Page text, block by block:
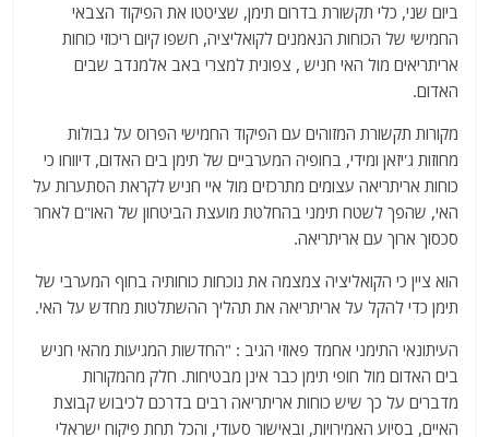
at
s
A
p
p
e
g
m
ai
l
itt
er
c
e
o
o
k
ביום שני, כלי תקשורת בדרום תימן, שציטטו את הפיקוד הצבאי
החמישי של הכוחות הנאמנים לקואליציה, חשפו קיום ריכוזי כוחות
אריתריאים מול האי חניש , צפונית למצרי באב אלמנדב שבים
האדום.
מקורות תקשורת המזוהים עם הפיקוד החמישי הפרוס על גבולות
מחוזות ג'יזאן ומידי, בחופיה המערביים של תימן בים האדום, דיווחו כי
כוחות אריתריאה עצומים מתרכזים מול איי חניש לקראת הסתערות על
האי, שהפך לשטח תימני בהחלטת מועצת הביטחון של האו"ם לאחר
סכסוך ארוך עם אריתריאה.
הוא ציין כי הקואליציה צמצמה את נוכחות כוחותיה בחוף המערבי של
תימן כדי להקל על אריתריאה את תהליך ההשתלטות מחדש על האי.
העיתונאי התימני אחמד פאוזי הגיב : "החדשות המגיעות מהאי חניש
בים האדום מול חופי תימן כבר אינן מבטיחות. חלק מהמקורות
מדברים על כך שיש כוחות אריתריאה רבים בדרכם לכיבוש קבוצת
האיים, בסיוע האמירויות, ובאישור סעודי, והכל תחת פיקוח ישראלי